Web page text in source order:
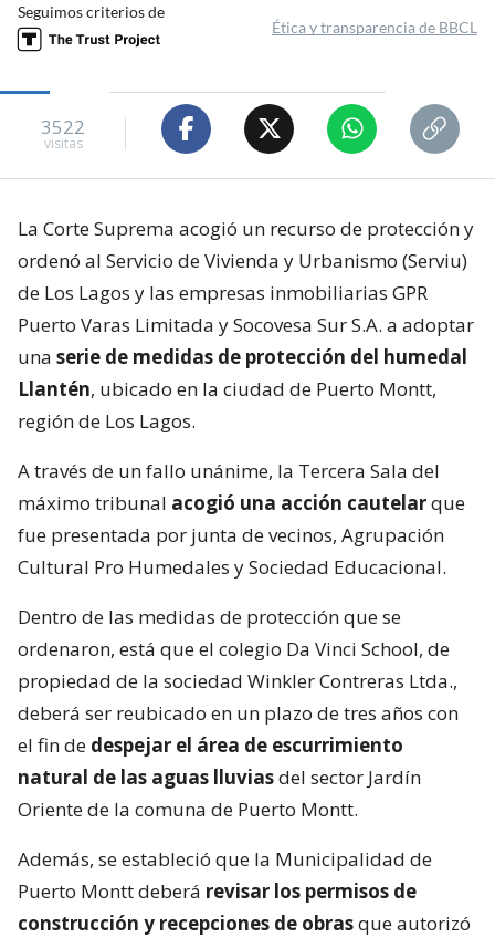
Seguimos criterios de
Ética y transparencia de BBCL
3522
visitas
La Corte Suprema acogió un recurso de protección y
ordenó al Servicio de Vivienda y Urbanismo (Serviu)
de Los Lagos y las empresas inmobiliarias GPR
Puerto Varas Limitada y Socovesa Sur S.A. a adoptar
una serie de medidas de protección del humedal
Llantén, ubicado en la ciudad de Puerto Montt,
región de Los Lagos.
A través de un fallo unánime, la Tercera Sala del
máximo tribunal acogió una acción cautelarque
fue presentada por junta de vecinos, Agrupación
Cultural Pro Humedales y Sociedad Educacional.
Dentro de las medidas de protección que se
ordenaron, está que el colegio Da Vinci School, de
propiedad de la sociedad Winkler Contreras Ltda.,
deberá ser reubicado en un plazo de tres años con
el fin de despejar el área de escurrimiento
natural de las aguas lluviasdel sector Jardín
Oriente de la comuna de Puerto Montt.
Además, se estableció que la Municipalidad de
Puerto Montt deberá revisar los permisos de
construcción y recepciones de obrasque autorizó